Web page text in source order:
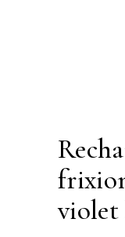
recharge stylo
violet